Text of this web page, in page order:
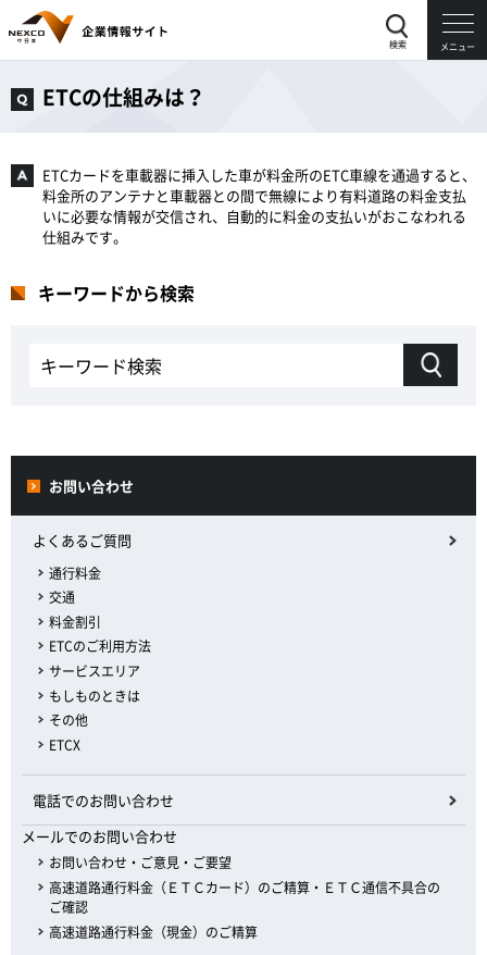
検索 メニュー
ETCの仕組みは？
ETCカードを車載器に挿入した車が料金所のETC車線を通過すると、
料金所のアンテナと車載器との間で無線により有料道路の料金支払
いに必要な情報が交信され、自動的に料金の支払いがおこなわれる
仕組みです。
キーワードから検索
お問い合わせ
よくあるご質問
通行料金
交通
料金割引
ETCのご利用方法
サービスエリア
もしものときは
その他
ETCX
電話でのお問い合わせ
メールでのお問い合わせ
お問い合わせ・ご意見・ご要望
高速道路通行料金（ＥＴＣカード）のご精算・ＥＴＣ通信不具合の
ご確認
高速道路通行料金（現金）のご精算